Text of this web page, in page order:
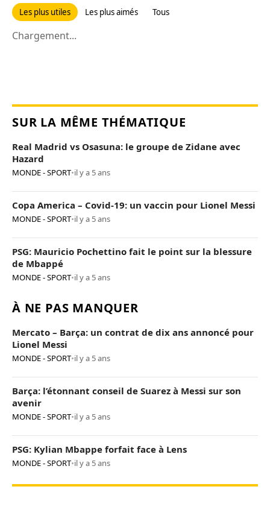
Les plus utiles Les plus aimés Tous
Chargement...
SUR LA MÊME THÉMATIQUE
Real Madrid vs Osasuna: le groupe de Zidane avec
Hazard
MONDE - SPORT•il y a 5 ans
Copa America – Covid-19: un vaccin pour Lionel Messi
MONDE - SPORT•il y a 5 ans
PSG: Mauricio Pochettino fait le point sur la blessure
de Mbappé
MONDE - SPORT•il y a 5 ans
À NE PAS MANQUER
Mercato – Barça: un contrat de dix ans annoncé pour
Lionel Messi
MONDE - SPORT•il y a 5 ans
Barça: l’étonnant conseil de Suarez à Messi sur son
avenir
MONDE - SPORT•il y a 5 ans
PSG: Kylian Mbappe forfait face à Lens
MONDE - SPORT•il y a 5 ans